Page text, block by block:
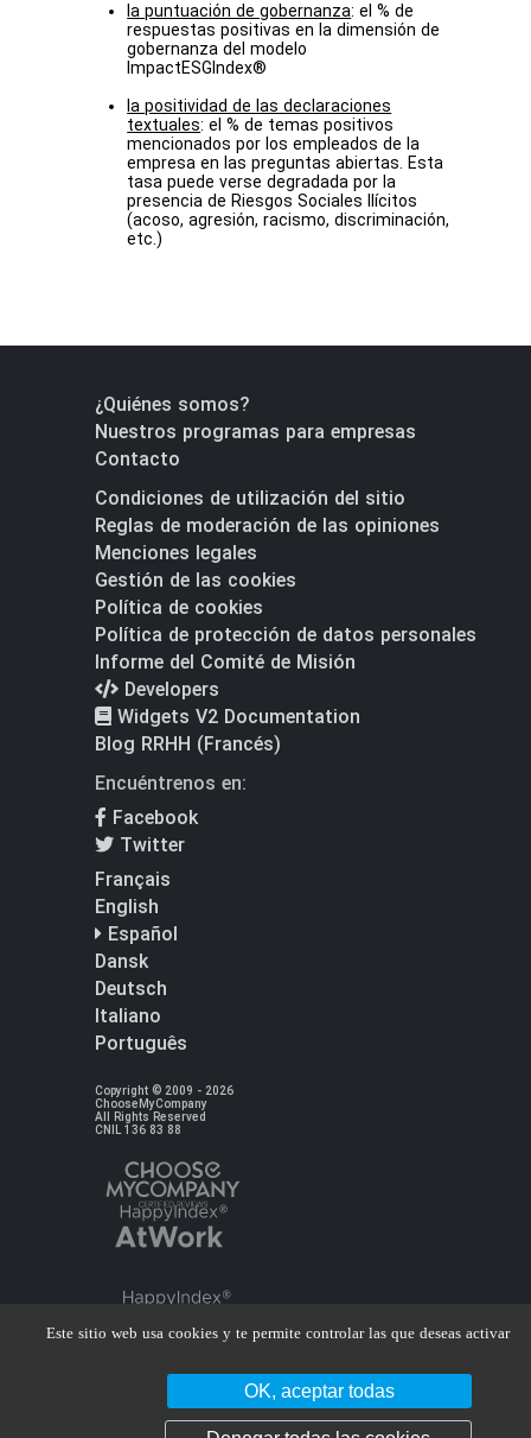
la puntuación de gobernanza: el % de
respuestas positivas en la dimensión de
gobernanza del modelo
ImpactESGIndex®
la positividad de las declaraciones
textuales: el % de temas positivos
mencionados por los empleados de la
empresa en las preguntas abiertas. Esta
tasa puede verse degradada por la
presencia de Riesgos Sociales Ilícitos
(acoso, agresión, racismo, discriminación,
etc.)
¿Quiénes somos?
Nuestros programas para empresas
Contacto
Condiciones de utilización del sitio
Reglas de moderación de las opiniones
Menciones legales
Gestión de las cookies
Política de cookies
Política de protección de datos personales
Informe del Comité de Misión
Developers
Widgets V2 Documentation
Blog RRHH (Francés)
Encuéntrenos en:
Facebook
Twitter
Français
English
Español
Dansk
Deutsch
Italiano
Português
Copyright © 2009 - 2026
ChooseMyCompany
All Rights Reserved
CNIL 136 83 88
Este sitio web usa cookies y te permite controlar las que deseas activar
OK, aceptar todas